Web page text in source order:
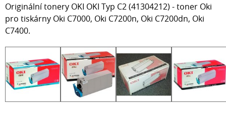
Originální tonery OKI OKI Typ C2 (41304212) - toner Oki
pro tiskárny Oki C7000, Oki C7200n, Oki C7200dn, Oki
C7400.